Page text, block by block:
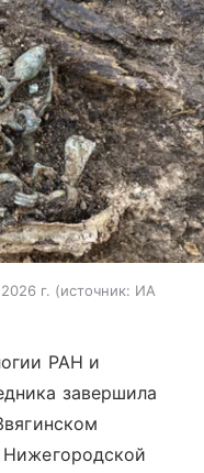
г. источник: ИА
РАН и
завершила
Нижегородской